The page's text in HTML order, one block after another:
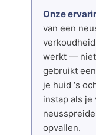
Onze
van een
werkt — niet
gebruikt
je huid ‘s
instap als
opvallen.